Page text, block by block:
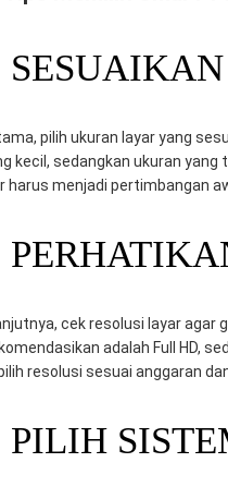
pilih ukuran layar yang
kecil, sedangkan ukuran
harus menjadi pertimbangan
cek resolusi layar agar
adalah Full HD,
resolusi sesuai anggaran
PILIH